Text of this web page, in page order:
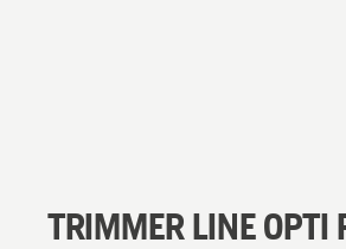
TRIMMER LINE OPTI